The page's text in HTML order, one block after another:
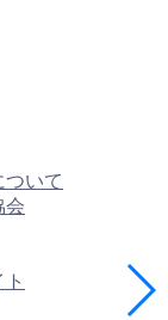
いて
会